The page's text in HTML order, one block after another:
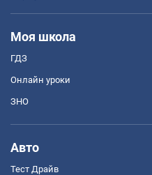
Моя школа
ГДЗ
Онлайн уроки
ЗНО
Авто
Тест Драйв